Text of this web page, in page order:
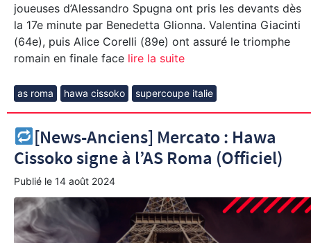
joueuses d’Alessandro Spugna ont pris les devants dès
la 17e minute par Benedetta Glionna. Valentina Giacinti
(64e), puis Alice Corelli (89e) ont assuré le triomphe
romain en finale face lire la suite
as roma hawa cissoko supercoupe italie
[News-Anciens] Mercato : Hawa
Cissoko signe à l’AS Roma (Officiel)
Publié le 14 août 2024